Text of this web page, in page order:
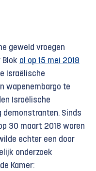
geweld vroegen
al op 15 mei 2018
Israëlische
wapenembargo te
Israëlische
Sinds
30 maart 2018 waren
echter een door
onderzoek
Kamer: